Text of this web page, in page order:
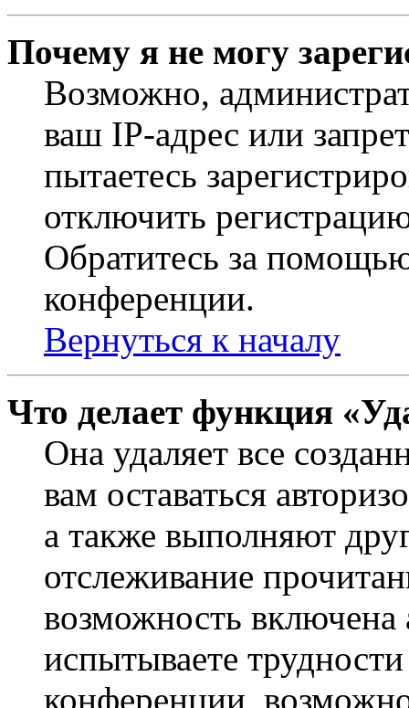
Почему я не могу
Возможно,
ваш IP-адрес или
пытаетесь
отключить
Обратитесь за
конференции.
Вернуться к началу
Что делает функция
Она удаляет все
вам оставаться
а также выполняют
отслеживание
возможность
испытываете
конференции,